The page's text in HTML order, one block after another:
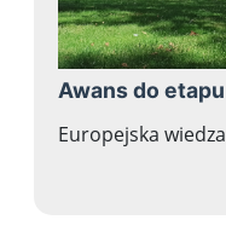
Awans do
Europejska